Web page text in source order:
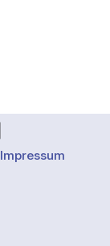
Impressum